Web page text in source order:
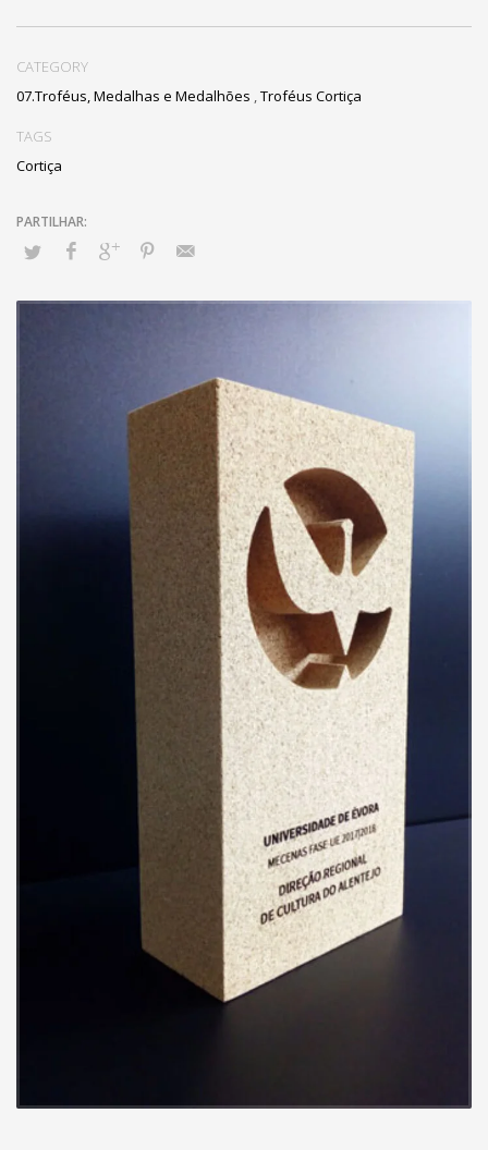
CATEGORY
07.Troféus, Medalhas e Medalhões ,Troféus Cortiça
TAGS
Cortiça